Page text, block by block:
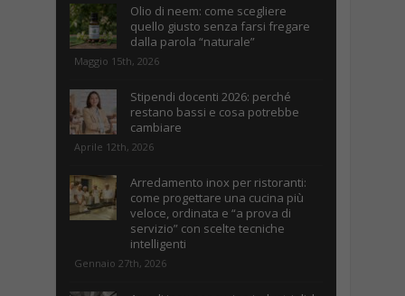
Olio di neem: come scegliere
quello giusto senza farsi fregare
dalla parola “naturale”
Maggio 15th, 2026
Stipendi docenti 2026: perché
restano bassi e cosa potrebbe
cambiare
Aprile 12th, 2026
Arredamento inox per ristoranti:
come progettare una cucina più
veloce, ordinata e “a prova di
servizio” con scelte tecniche
intelligenti
Gennaio 27th, 2026